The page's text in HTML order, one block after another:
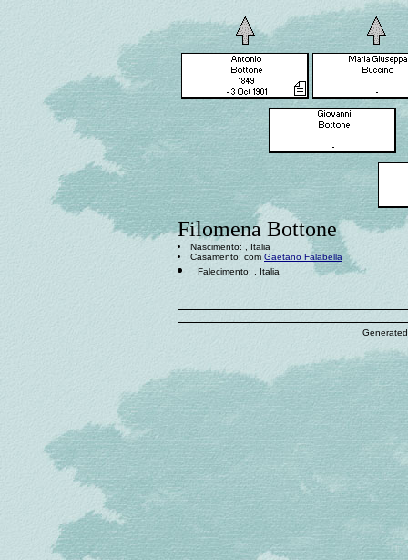
Filomena Bottone
Nascimento: , Italia
Casamento: com Gaetano Falabella
Falecimento: , Italia